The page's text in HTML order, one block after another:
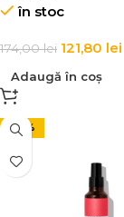
în stoc
174,00lei 121,80 lei
Adaugă în coș
-30%